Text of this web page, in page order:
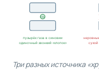
CO₂
пузырёк газа в синовии
одиночный звонкий «хлопок» сухой
Три разных источника